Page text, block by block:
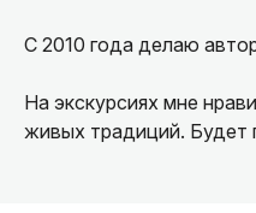
С 2010 года делаю
На экскурсиях мне
живых традиций. Будет